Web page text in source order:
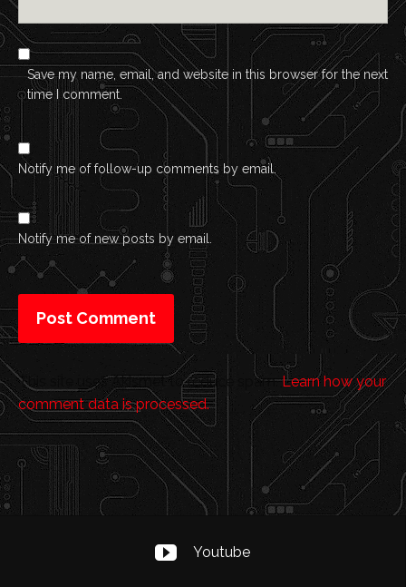
Save my name, email, and website in this browser for the next
time I comment.
Notify me of follow-up comments by email.
Notify me of new posts by email.
This site uses Akismet to reduce spam.Learn how your
comment data is processed.
Youtube